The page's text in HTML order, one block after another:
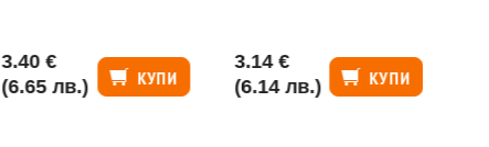
3.40 €
(6.65 лв.)
КУПИ
3.14 €
(6.14 лв.)
КУПИ